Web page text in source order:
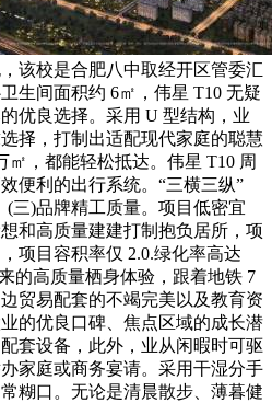
该校是合肥八中取经开区管委汇
生间面积约 6㎡，伟星 T10 无疑
优良选择。采用 U 型结构，业
择，打制出适配现代家庭的聪慧
㎡，都能轻松抵达。伟星 T10 周
便利的出行系统。“三横三纵”
(三)品牌精工质量。项目低密宜
和高质量建建打制抱负居所，项
项目容积率仅 2.0.绿化率高达
的高质量栖身体验，跟着地铁 7
贸易配套的不竭完美以及教育资
的优良口碑、焦点区域的成长潜
套设备，此外，业从闲暇时可驱
家庭或商务宴请。采用干湿分手
糊口。无论是清晨散步、薄暮健